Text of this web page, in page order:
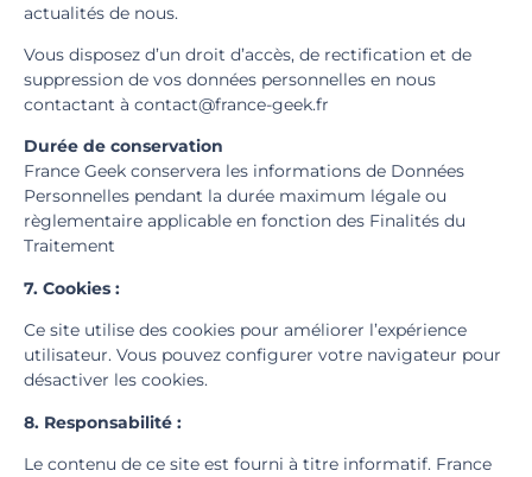
actualités de nous.
Vous disposez d’un droit d’accès, de rectification et de
suppression de vos données personnelles en nous
contactant à contact@france-geek.fr
Durée de conservation
France Geek conservera les informations de Données
Personnelles pendant la durée maximum légale ou
règlementaire applicable en fonction des Finalités du
Traitement
7. Cookies :
Ce site utilise des cookies pour améliorer l’expérience
utilisateur. Vous pouvez configurer votre navigateur pour
désactiver les cookies.
8. Responsabilité :
Le contenu de ce site est fourni à titre informatif. France